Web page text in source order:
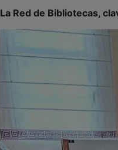
La Red de Bibliotecas,